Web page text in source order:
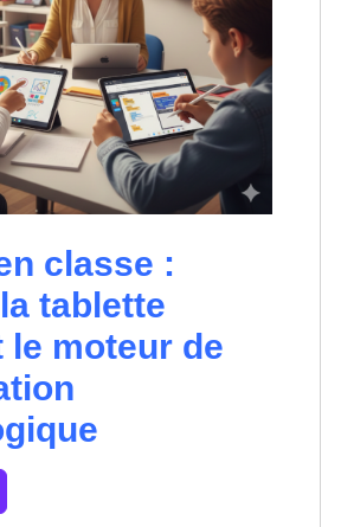
classe :
tablette
le moteur de